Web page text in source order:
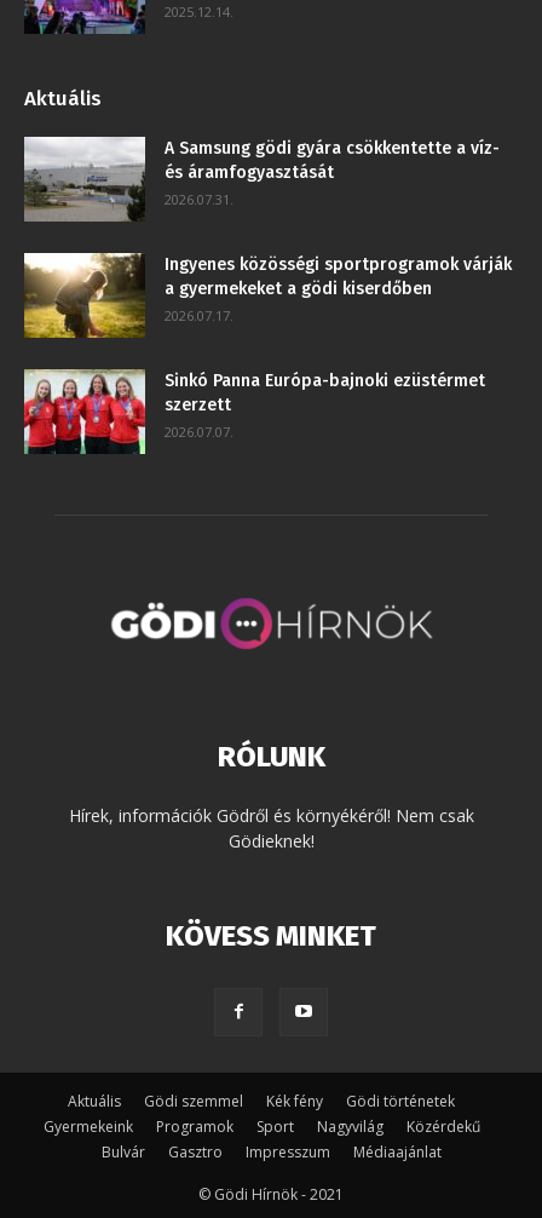
2025.12.14.
Aktuális
A Samsung gödi gyára csökkentette a víz-
és áramfogyasztását
2026.07.31.
Ingyenes közösségi sportprogramok várják
a gyermekeket a gödi kiserdőben
2026.07.17.
Sinkó Panna Európa-bajnoki ezüstérmet
szerzett
2026.07.07.
RÓLUNK
Hírek, információk Gödről és környékéről! Nem csak
Gödieknek!
KÖVESS MINKET
Aktuális Gödi szemmel Kék fény
Gödi történetek
Gyermekeink
Programok Sport Nagyvilág
Közérdekű
Bulvár
Gasztro Impresszum Médiaajánlat
© Gödi Hírnök - 2021